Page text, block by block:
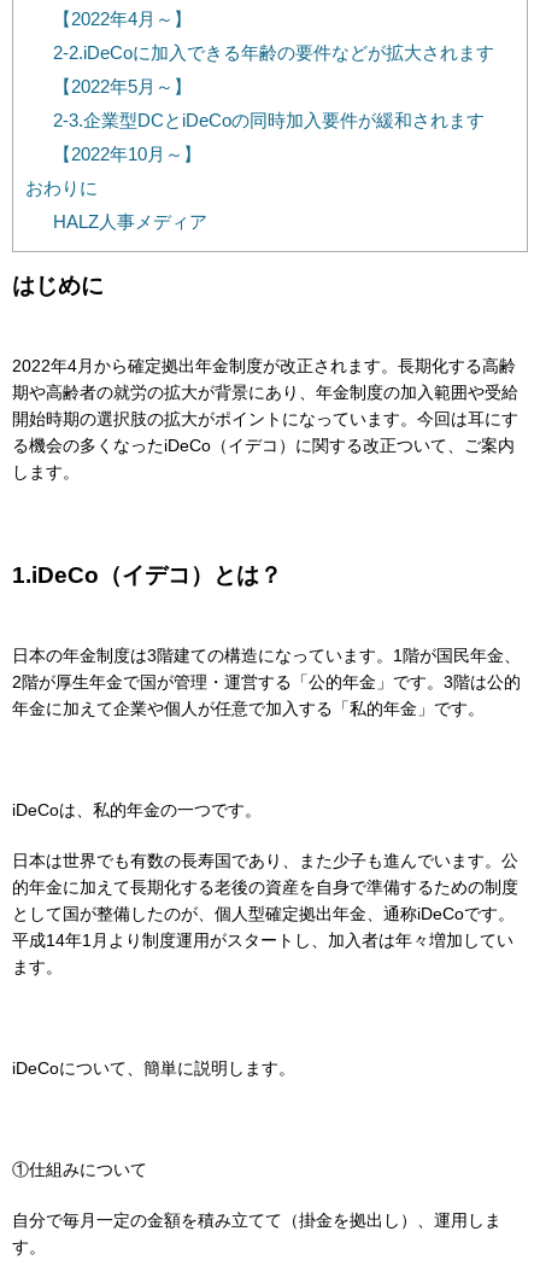
【2022年4月～】
2-2.iDeCoに加入できる年齢の要件などが拡大されます
【2022年5月～】
2-3.企業型DCとiDeCoの同時加入要件が緩和されます
【2022年10月～】
おわりに
HALZ人事メディア
はじめに
2022年4月から確定拠出年金制度が改正されます。長期化する高齢
期や高齢者の就労の拡大が背景にあり、年金制度の加入範囲や受給
開始時期の選択肢の拡大がポイントになっています。今回は耳にす
る機会の多くなったiDeCo（イデコ）に関する改正ついて、ご案内
します。
1.iDeCo（イデコ）とは？
日本の年金制度は3階建ての構造になっています。1階が国民年金、
2階が厚生年金で国が管理・運営する「公的年金」です。3階は公的
年金に加えて企業や個人が任意で加入する「私的年金」です。
iDeCoは、私的年金の一つです。
日本は世界でも有数の長寿国であり、また少子も進んでいます。公
的年金に加えて長期化する老後の資産を自身で準備するための制度
として国が整備したのが、個人型確定拠出年金、通称iDeCoです。
平成14年1月より制度運用がスタートし、加入者は年々増加してい
ます。
iDeCoについて、簡単に説明します。
①仕組みについて
自分で毎月一定の金額を積み立てて（掛金を拠出し）、運用しま
す。